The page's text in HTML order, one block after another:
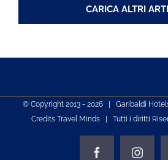
CARICA ALTRI
© Copyright 2013 - 2026 | Garibaldi Hotels
Credits Travel Minds| Tutti i diritti
Facebook